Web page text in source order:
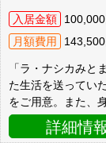
入居金額
100,000
月額費用
143,500
「ラ・ナシカみと
た生活を送ってい
をご用意。また、
詳細情